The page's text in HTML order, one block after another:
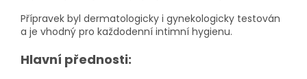
Přípravek byl dermatologicky i gynekologicky testován
a je vhodný pro každodenní intimní hygienu.
Hlavní přednosti: